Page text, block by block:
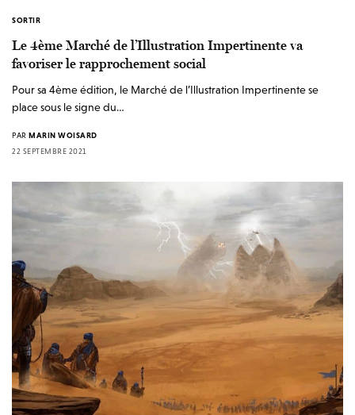
SORTIR
Le 4ème Marché de l’Illustration Impertinente va
favoriser le rapprochement social
Pour sa 4ème édition, le Marché de l’Illustration Impertinente se
place sous le signe du…
PAR MARIN WOISARD
22 SEPTEMBRE 2021